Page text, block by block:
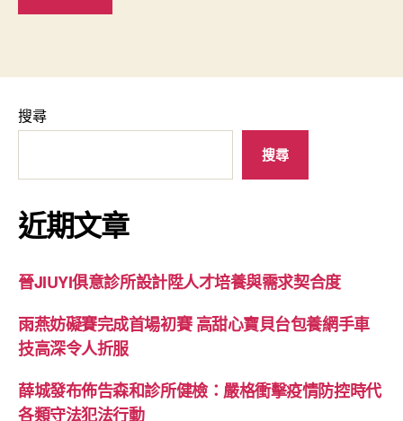
搜尋
搜尋
近期文章
晉JIUYI俱意診所設計陞人才培養與需求契合度
雨燕妨礙賽完成首場初賽 高甜心寶貝台包養網手車
技高深令人折服
薛城發布佈告森和診所健檢：嚴格衝擊疫情防控時代
各類守法犯法行動